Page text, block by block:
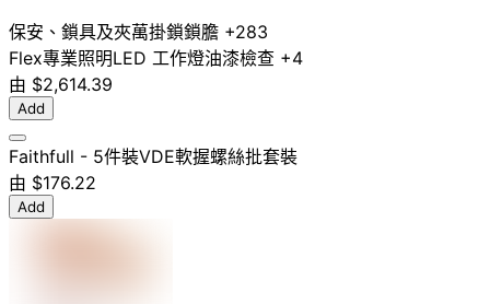
保安、鎖具及夾萬掛鎖鎖膽 +283
Flex專業照明LED 工作燈油漆檢查 +4
由 $2,614.39
Add
Faithfull - 5件裝VDE軟握螺絲批套裝
由 $176.22
Add